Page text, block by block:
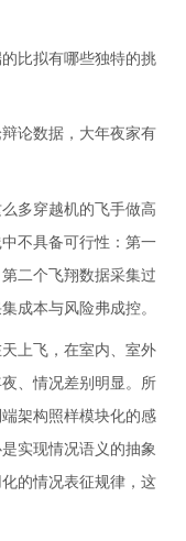
比拟有哪些独特的挑
论数据，大年夜家有
多穿越机的飞手做高
不具备可行性：第一
二个飞翔数据采集过
成本与风险弗成控。
上飞，在室内、室外
、情况差别明显。所
架构照样模块化的感
实现情况语义的抽象
的情况表征规律，这